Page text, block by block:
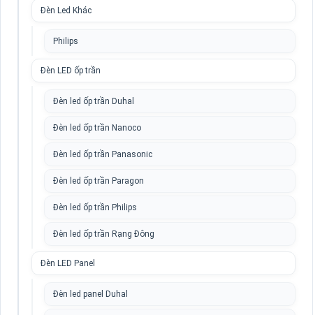
Đèn Led Khác
Philips
Đèn LED ốp trần
Đèn led ốp trần Duhal
Đèn led ốp trần Nanoco
Đèn led ốp trần Panasonic
Đèn led ốp trần Paragon
Đèn led ốp trần Philips
Đèn led ốp trần Rạng Đông
Đèn LED Panel
Đèn led panel Duhal